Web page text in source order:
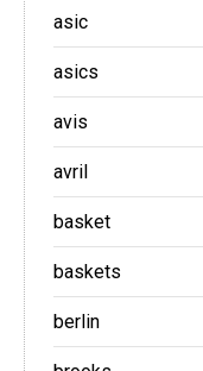
asic
asics
avis
avril
basket
baskets
berlin